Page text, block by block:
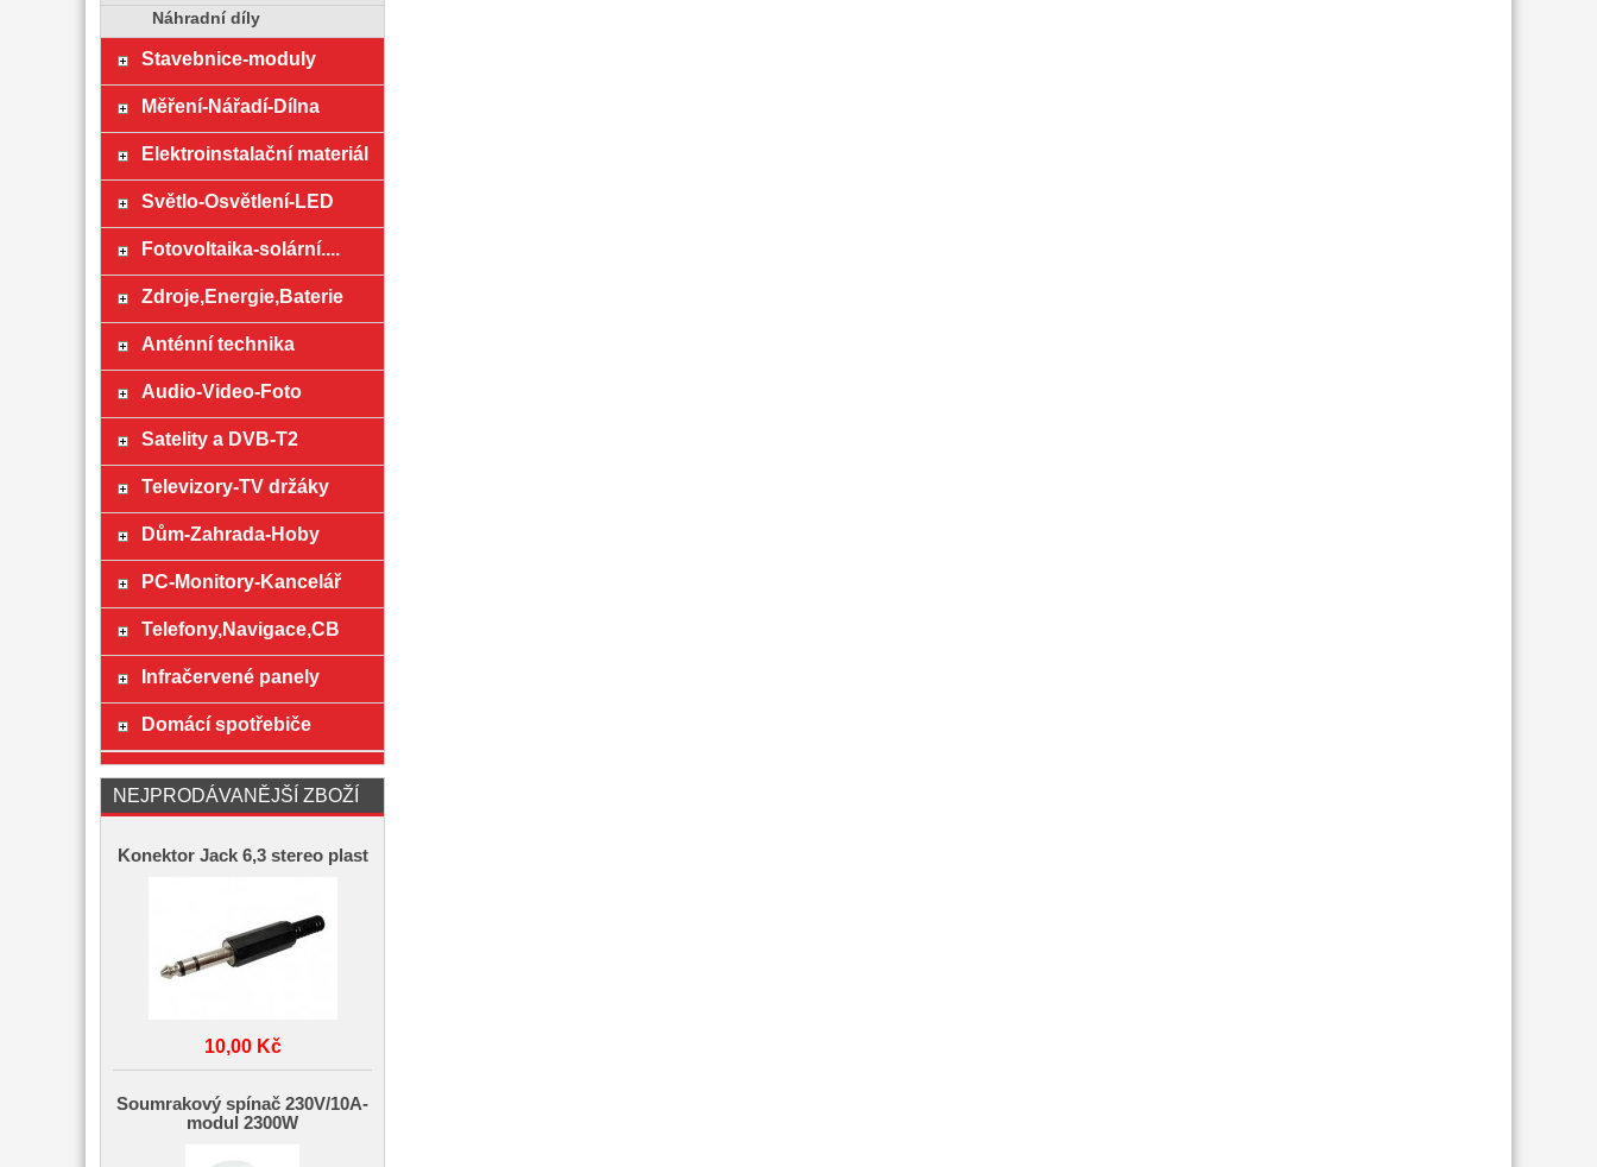
Náhradní díly
Stavebnice-moduly
Měření-Nářadí-Dílna
Elektroinstalační materiál
Světlo-Osvětlení-LED
Fotovoltaika-solární....
Zdroje,Energie,Baterie
Anténní technika
Audio-Video-Foto
Satelity a DVB-T2
Televizory-TV držáky
Dům-Zahrada-Hoby
PC-Monitory-Kancelář
Telefony,Navigace,CB
Infračervené panely
Domácí spotřebiče
NEJPRODÁVANĚJŠÍ ZBOŽÍ
Konektor Jack 6,3 stereo plast
10,00 Kč
Soumrakový spínač 230V/10A-
modul 2300W